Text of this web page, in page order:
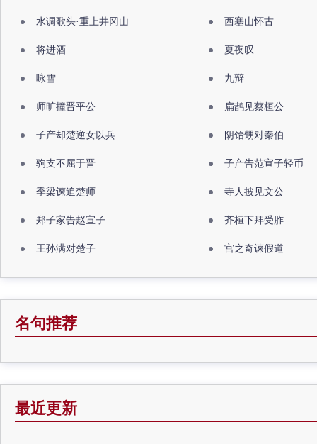
水调歌头·重上井冈山 西塞山怀古
将进酒 夏夜叹
咏雪 九辩
师旷撞晋平公 扁鹊见蔡桓公
子产却楚逆女以兵 阴饴甥对秦伯
驹支不屈于晋 子产告范宣子轻币
季梁谏追楚师 寺人披见文公
郑子家告赵宣子 齐桓下拜受胙
王孙满对楚子 宫之奇谏假道
名句推荐
最近更新